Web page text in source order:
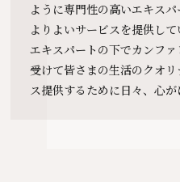
ように専門性の高いエキスパ
よりよいサービスを提供して
エキスパートの下でカンフ
受けて皆さまの生活のクオ
ス提供するために日々、心が